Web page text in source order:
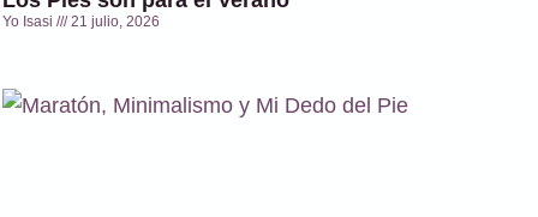
Yo Isasi 21 julio, 2026